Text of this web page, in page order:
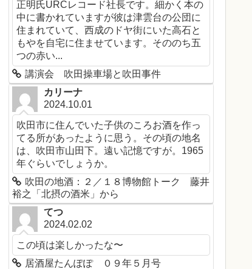
正明氏URCレコード社長です。細かく本の
中に書かれていますが彼は津雲台の公団に
住まれていて、西成のドヤ街にいた高石と
もやを自宅に住ませています。そののち五
つの赤い...
講演会 吹田操車場と吹田事件
カリーナ
2024.10.01
吹田市に住んでいた子供のころお酒を作っ
てる所があったように思う。その頃の地名
は、吹田市山田下。遠い記憶ですが。1965
年ぐらいでしょうか。
吹田の地酒：２／１８博物館トーク 藤井
裕之「北摂の酒米」から
てつ
2024.02.02
この頃は楽しかったな〜
居酒屋たんぽぽ ０９年５月号